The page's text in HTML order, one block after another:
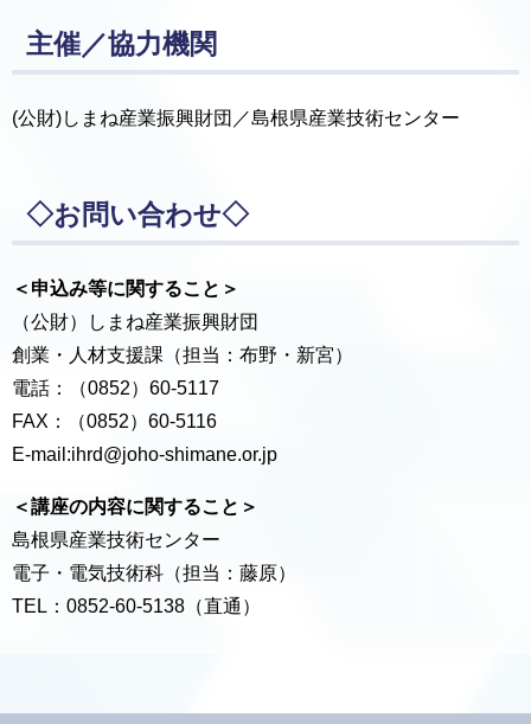
主催／協力機関
(公財)しまね産業振興財団／島根県産業技術センター
◇お問い合わせ◇
＜申込み等に関すること＞
（公財）しまね産業振興財団
創業・人材支援課（担当：布野・新宮）
電話：（0852）60-5117
FAX：（0852）60-5116
E-mail:ihrd@joho-shimane.or.jp
＜講座の内容に関すること＞
島根県産業技術センター
電子・電気技術科（担当：藤原）
TEL：0852-60-5138（直通）